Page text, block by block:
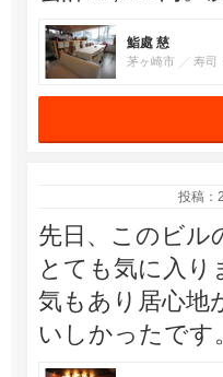
鮨處 慈
茅ヶ崎市 寿司
投稿：
先日、このビル
とても気に入
気もあり居心地
いしかったです